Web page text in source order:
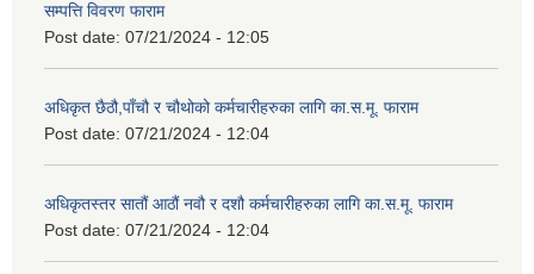
सम्पत्ति विवरण फाराम
Post date: 07/21/2024 - 12:05
अधिकृत छैठौ,पाँचौ र चौथोको कर्मचारीहरुका लागि का.स.मू. फाराम
Post date: 07/21/2024 - 12:04
अधिकृतस्तर सातौं आठौं नवौ र दशौ कर्मचारीहरुका लागि का.स.मू. फाराम
Post date: 07/21/2024 - 12:04